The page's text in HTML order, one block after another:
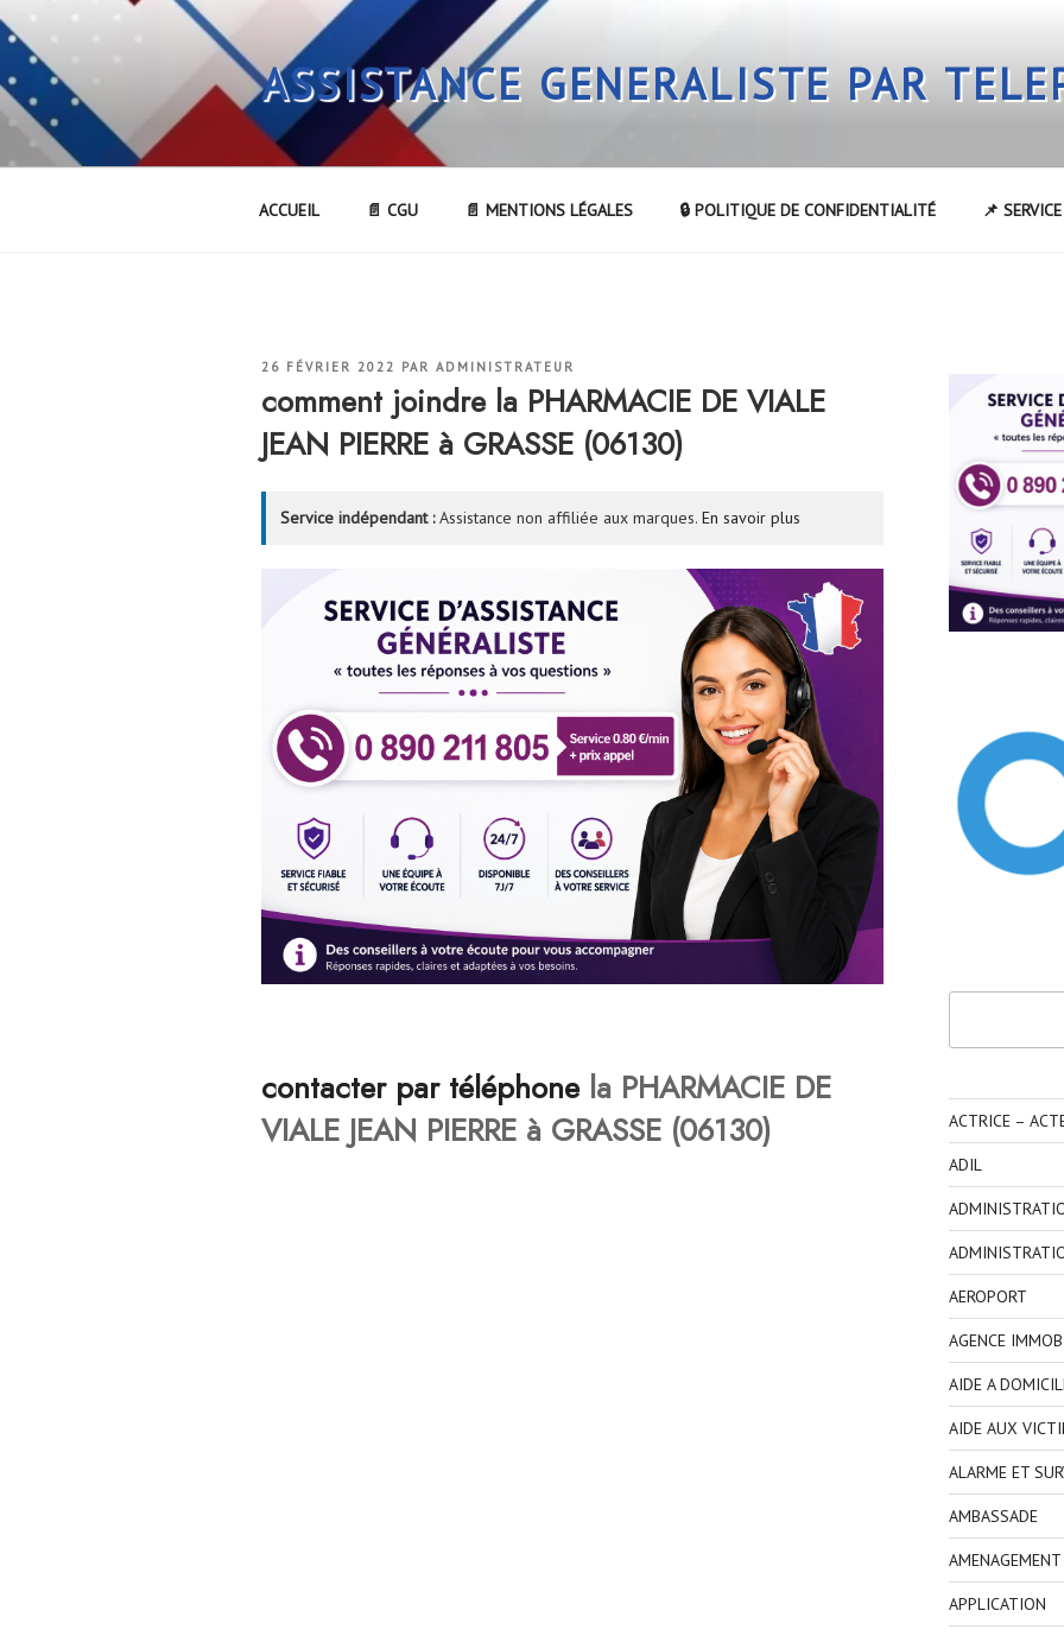
Aller
au
contenu
principal
ASSISTANCE GENERALISTE PAR
ACCUEIL 📄 CGU 📄 MENTIONS LÉGALES 🔒 POLITIQUE DE CONFIDENTIALITÉ 📌
PUBLIÉ
26 FÉVRIER 2022 PAR ADMINISTRATEUR
comment joindre la PHARMACIE DE VIALE
JEAN PIERRE à GRASSE (06130)
Service indépendant :Assistance non affiliée aux marques. En savoir plus
contacter par téléphonela PHARMACIE DE
VIALE JEAN PIERRE à GRASSE (06130)
ACTRICE –
ADIL
AEROPORT
AGENCE
AIDE A
AIDE AUX
ALARME ET
AMBASSADE
APPLICATION